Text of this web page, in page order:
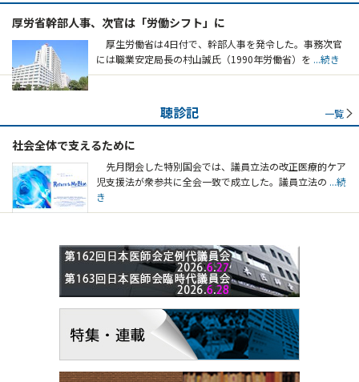
厚労省幹部人事、次官は「労働シフト」に
厚生労働省は4日付で、幹部人事を発令した。事務次官
には職業安定局長の村山誠氏（1990年労働省）を ...続き
聴診記 一覧
社会全体で支えるために
先月閉会した特別国会では、議員立法の改正医療的ケア
児支援法が衆参共に全会一致で成立した。議員立法の ...続
き